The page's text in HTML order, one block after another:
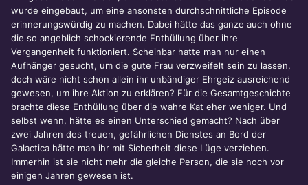
wurde eingebaut, um eine ansonsten durchschnittliche Episode
erinnerungswürdig zu machen. Dabei hätte das ganze auch ohne
die so angeblich schockierende Enthüllung über ihre
Vergangenheit funktioniert. Scheinbar hatte man nur einen
Aufhänger gesucht, um die gute Frau verzweifelt sein zu lassen,
doch wäre nicht schon allein ihr unbändiger Ehrgeiz ausreichend
gewesen, um ihre Aktion zu erklären? Für die Gesamtgeschichte
brachte diese Enthüllung über die wahre Kat eher weniger. Und
selbst wenn, hätte es einen Unterschied gemacht? Nach über
zwei Jahren des treuen, gefährlichen Dienstes an Bord der
Galactica hätte man ihr mit Sicherheit diese Lüge verziehen.
Immerhin ist sie nicht mehr die gleiche Person, die sie noch vor
einigen Jahren gewesen ist.